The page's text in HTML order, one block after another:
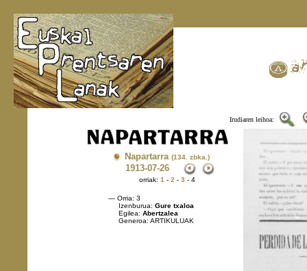
Irudiaren leihoa:
Napartarra (134. zbka.)
1913-07-26
orriak: 1 - 2 - 3 - 4
— Orria: 3
Izenburua: Gure txaloa
Egilea: Abertzalea
Generoa: ARTIKULUAK